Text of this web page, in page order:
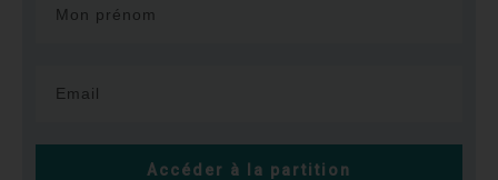
Accéder à la partition